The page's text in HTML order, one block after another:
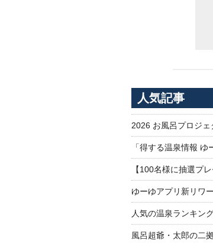
人気記事
2026 お風呂プロジ
「得する温泉情報
【100名様に抽選プ
ゆーゆアプリ新リワ
人気の温泉ランキン
風呂超爺・太郎の二